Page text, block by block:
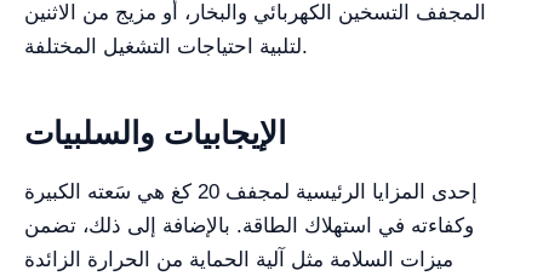
المجفف التسخين الكهربائي والبخار، أو مزيج من الاثنين
لتلبية احتياجات التشغيل المختلفة.
الإيجابيات والسلبيات
إحدى المزايا الرئيسية لمجفف 20 كغ هي سَعته الكبيرة
وكفاءته في استهلاك الطاقة. بالإضافة إلى ذلك، تضمن
ميزات السلامة مثل آلية الحماية من الحرارة الزائدة